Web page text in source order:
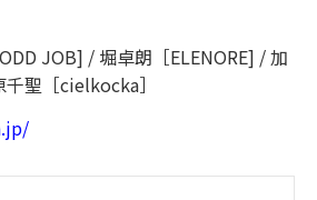
JOB] / 堀卓朗［ELENORE] / 加
聖［cielkocka］